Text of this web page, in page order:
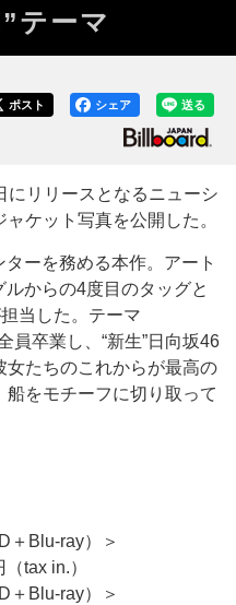
テーマ
送る
シェア
ポスト
リリースとなるニューシ
ケット写真を公開した。
ーを務める本作。アート
からの4度目のタッグと
当した。テーマ
員卒業し、“新生”日向坂46
女たちのこれからが最高の
船をモチーフに切り取って
＋Blu-ray）＞
tax in.）
＋Blu-ray）＞